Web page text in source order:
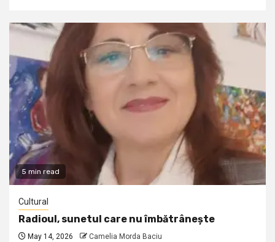
5 min read
Cultural
Radioul, sunetul care nu îmbătrânește
May 14, 2026 Camelia Morda Baciu